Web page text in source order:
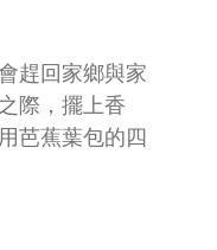
趕回家鄉與家
際，擺上香
芭蕉葉包的四